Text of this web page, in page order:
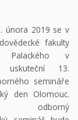
února 2019 se v
fakulty
Palackého v
uskuteční 13.
semináře
den Olomouc.
odborný